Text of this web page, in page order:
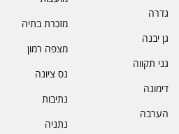
גדרה
גן יבנה
גני תקווה
דימונה
הערבה
מזכרת בתיה
מצפה רמון
נס ציונה
נתיבות
נתניה